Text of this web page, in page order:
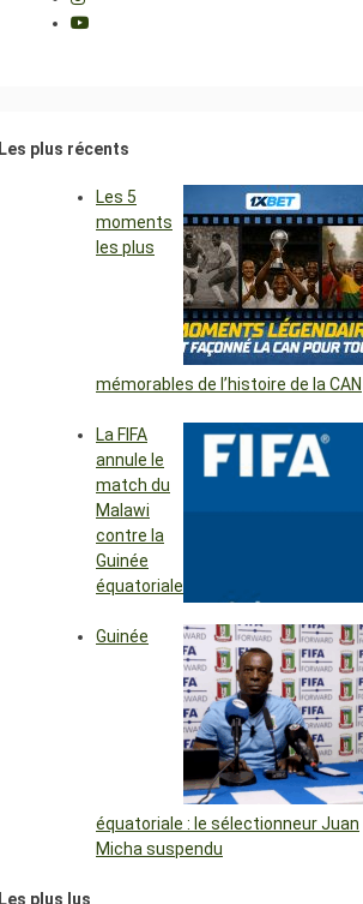
Les plus récents
Les 5
moments
les plus
mémorables de l’histoire de la CAN
La FIFA
annule le
match du
Malawi
contre la
Guinée
équatoriale
Guinée
équatoriale : le sélectionneur Juan
Micha suspendu
Les plus lus